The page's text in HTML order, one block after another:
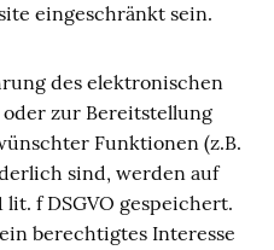
eingeschränkt sein.
des elektronischen
zur Bereitstellung
Funktionen (z.B.
sind, werden auf
lit. f DSGVO gespeichert.
berechtigtes Interesse